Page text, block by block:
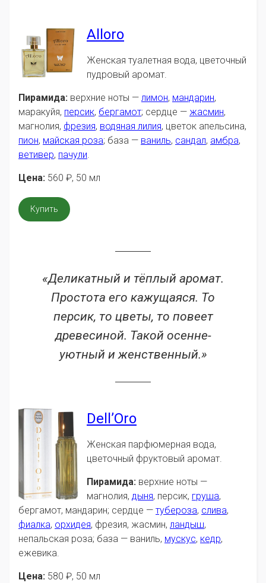
Alloro
Женская туалетная вода, цветочный
пудровый аромат.
Пирамида: верхние ноты — лимон, мандарин,
маракуйя, персик, бергамот; сердце — жасмин,
магнолия, фрезия, водяная лилия, цветок апельсина,
пион, майская роза; база — ваниль, сандал, амбра,
ветивер, пачули.
Цена: 560 ₽, 50 мл
Купить
«Деликатный и тёплый аромат.
Простота его кажущаяся. То
персик, то цветы, то повеет
древесиной. Такой осенне-
уютный и женственный.»
Dell’Oro
Женская парфюмерная вода,
цветочный фруктовый аромат.
Пирамида: верхние ноты —
магнолия, дыня, персик, груша,
бергамот, мандарин; сердце — тубероза, слива,
фиалка, орхидея, фрезия, жасмин, ландыш,
непальская роза; база — ваниль, мускус, кедр,
ежевика.
Цена: 580 ₽, 50 мл